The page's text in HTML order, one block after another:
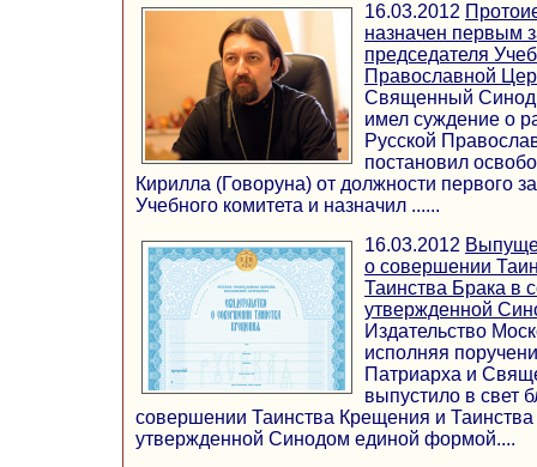
16.03.2012
назначен первым
председателя
Православной
Священный Синод
имел суждение о
Русской
постановил
Кирилла (Говоруна) от должности первого
Учебного комитета и назначил ......
16.03.2012
о совершении
Таинства Брака в
утвержденной
Издательство
исполняя
Патриарха и
выпустило в свет
совершении Таинства Крещения и Таинства
утвержденной Синодом единой формой....